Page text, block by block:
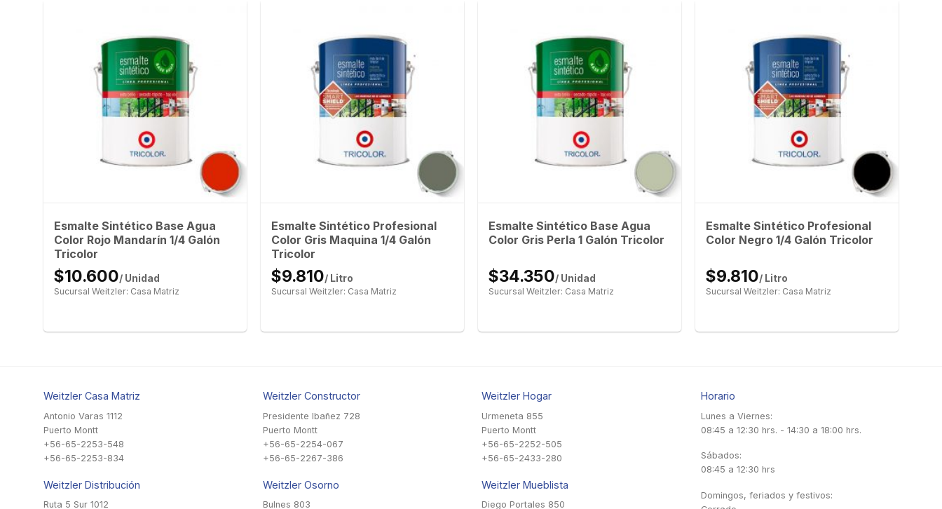
Esmalte Sintético Base Agua
Color Rojo Mandarín 1/4 Galón
Tricolor
$10.600/ Unidad
Sucursal Weitzler: Casa Matriz
Esmalte Sintético Profesional
Color Gris Maquina 1/4 Galón
Tricolor
$9.810/ Litro
Sucursal Weitzler: Casa Matriz
Esmalte Sintético Base Agua
Color Gris Perla 1 Galón Tricolor
$34.350/ Unidad
Sucursal Weitzler: Casa Matriz
Esmalte Sintético Profesional
Color Negro 1/4 Galón Tricolor
$9.810/ Litro
Sucursal Weitzler: Casa Matriz
Weitzler Casa Matriz
Antonio Varas 1112
Puerto Montt
+56-65-2253-548
+56-65-2253-834
Weitzler Distribución
Ruta 5 Sur 1012
Weitzler Constructor
Presidente Ibañez 728
Puerto Montt
+56-65-2254-067
+56-65-2267-386
Weitzler Osorno
Bulnes 803
Weitzler Hogar
Urmeneta 855
Puerto Montt
+56-65-2252-505
+56-65-2433-280
Weitzler Mueblista
Diego Portales 850
Horario
Lunes a Viernes:
08:45 a 12:30 hrs. - 14:30 a 18:00 hrs.
Sábados:
08:45 a 12:30 hrs
Domingos, feriados y festivos: